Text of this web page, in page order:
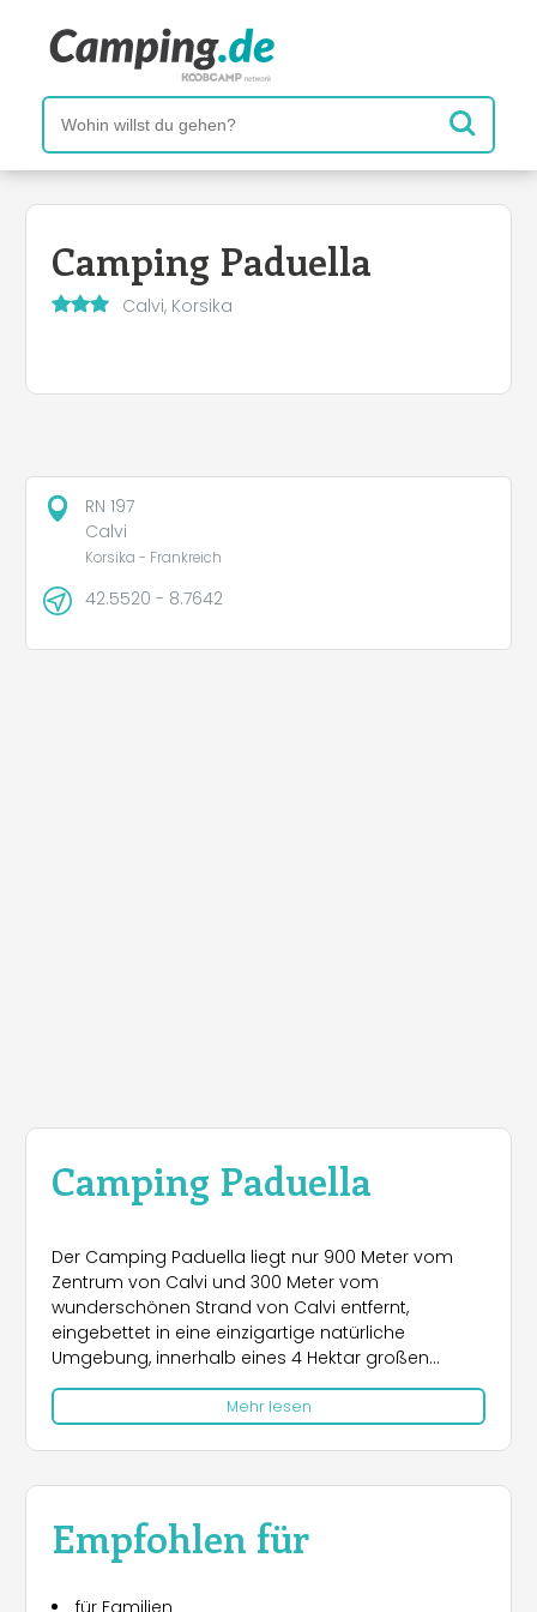
Camping Paduella
Calvi, Korsika
Camping Paduella
Der Camping Paduella liegt nur 900 Meter vom
Zentrum von Calvi und 300 Meter vom
wunderschönen Strand von Calvi entfernt,
eingebettet in eine einzigartige natürliche
Umgebung, innerhalb eines 4 Hektar großen
Pinienwaldes mit üppiger Mittelmeervegetation.
Die ideale Lage ermöglicht es den Gästen, die
Region Balagne mit ihren malerischen Dörfern,
traumhaften Stränden und beeindruckenden
Berglandschaften leicht zu entdecken. Zu den
historische Zitadelle von Calvi, die genuesischen
Festungen sowie das Naturreservat Scandola und
Mehr lesen
Empfohlen für
RN 197
Calvi
Korsika - Frankreich
42.5520 - 8.7642